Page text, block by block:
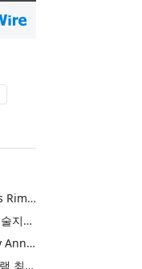
Khimji Ramdas Group Chooses Rimini Street to Reduce SAP Support Costs, Protect 700+ Customizations and Reinvest Savings in Innovation
한전, 에너지 신산업 이끌 ‘한전기술지주’ 공식 출범
Purina Named as First Publicly Announced NIQ ConnectAI Charter Client
닐슨IQ, Connect AI 차터 프로그램 최초 고객사 ‘퓨리나’ 선정